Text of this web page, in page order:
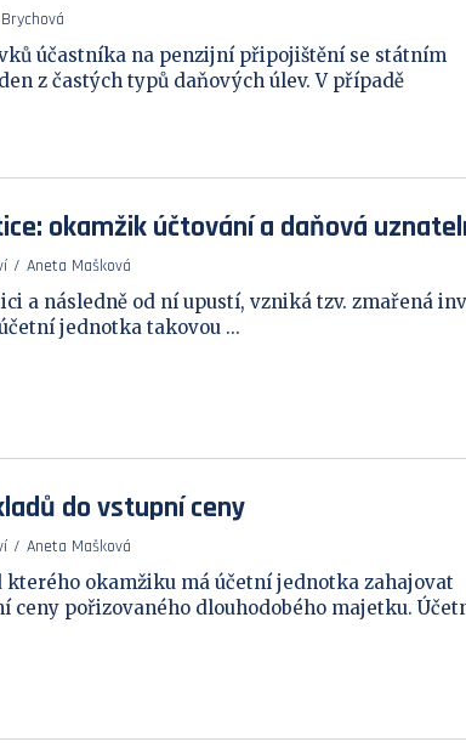
účastníka na penzijní připojištění se státním
z častých typů daňových úlev. V případě
okamžik účtování a daňová
Aneta Mašková
a následně od ní upustí, vzniká tzv. zmařená
jednotka takovou ...
do vstupní ceny
Aneta Mašková
kterého okamžiku má účetní jednotka zahajovat
ceny pořizovaného dlouhodobého majetku.